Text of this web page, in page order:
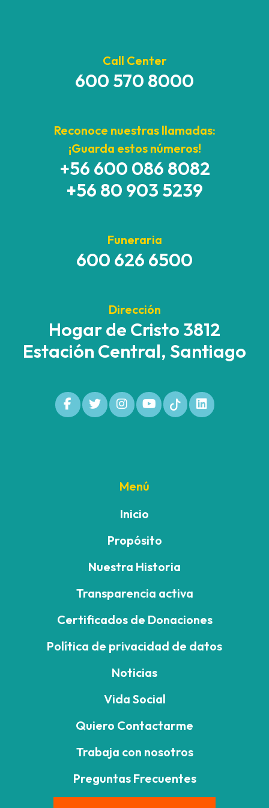
Call Center
600 570 8000
Reconoce nuestras llamadas:
¡Guarda estos números!
+56 600 086 8082
+56 80 903 5239
Funeraria
600 626 6500
Dirección
Hogar de Cristo 3812
Estación Central, Santiago
Menú
Inicio
Propósito
Nuestra Historia
Transparencia activa
Certificados de Donaciones
Política de privacidad de datos
Noticias
Vida Social
Quiero Contactarme
Trabaja con nosotros
Preguntas Frecuentes